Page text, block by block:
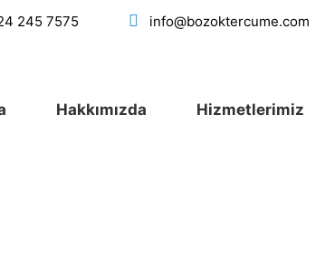
245 7575 info@bozoktercume.com
Hakkımızda Hizmetlerimiz